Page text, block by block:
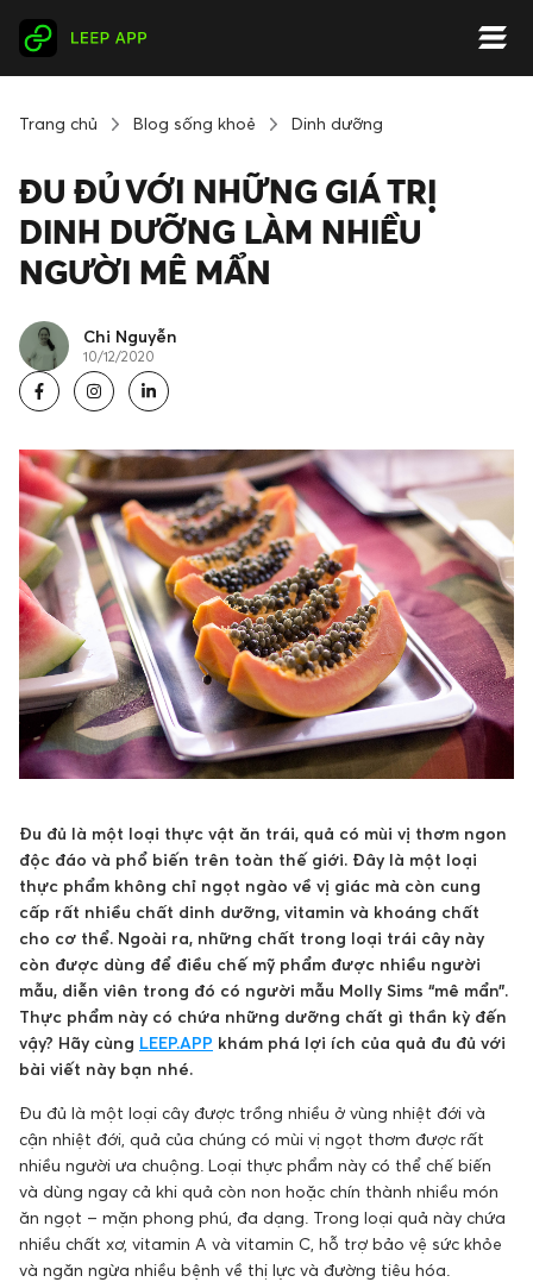
Trang chủ Blog sống khoẻ Dinh dưỡng
ĐU ĐỦ VỚI NHỮNG GIÁ TRỊ
DINH DƯỠNG LÀM NHIỀU
NGƯỜI MÊ MẨN
Chi Nguyễn
10/12/2020
Đu đủ là một loại thực vật ăn trái, quả có mùi vị thơm ngon
độc đáo và phổ biến trên toàn thế giới. Đây là một loại
thực phẩm không chỉ ngọt ngào về vị giác mà còn cung
cấp rất nhiều chất dinh dưỡng, vitamin và khoáng chất
cho cơ thể. Ngoài ra, những chất trong loại trái cây này
còn được dùng để điều chế mỹ phẩm được nhiều người
mẫu, diễn viên trong đó có người mẫu Molly Sims “mê mẩn”.
Thực phẩm này có chứa những dưỡng chất gì thần kỳ đến
vậy? Hãy cùng LEEP.APP khám phá lợi ích của quả đu đủ với
bài viết này bạn nhé.
Đu đủ là một loại cây được trồng nhiều ở vùng nhiệt đới và
cận nhiệt đới, quả của chúng có mùi vị ngọt thơm được rất
nhiều người ưa chuộng. Loại thực phẩm này có thể chế biến
và dùng ngay cả khi quả còn non hoặc chín thành nhiều món
ăn ngọt – mặn phong phú, đa dạng. Trong loại quả này chứa
nhiều chất xơ, vitamin A và vitamin C, hỗ trợ bảo vệ sức khỏe
và ngăn ngừa nhiều bệnh về thị lực và đường tiêu hóa.